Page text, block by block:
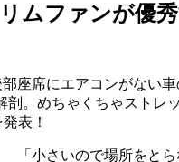
ムファンが優
座席にエアコンがな
。めちゃくちゃスト
表！
小さいので場所をとら